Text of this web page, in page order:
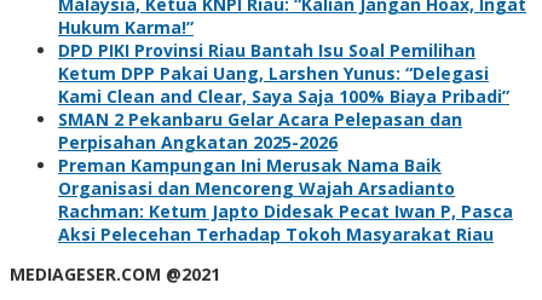
Hukum Karma!”
DPD PIKI Provinsi Riau Bantah Isu Soal Pemilihan
Ketum DPP Pakai Uang, Larshen Yunus: “Delegasi
Kami Clean and Clear, Saya Saja 100% Biaya Pribadi”
SMAN 2 Pekanbaru Gelar Acara Pelepasan dan
Perpisahan Angkatan 2025-2026
Preman Kampungan Ini Merusak Nama Baik
Organisasi dan Mencoreng Wajah Arsadianto
Rachman: Ketum Japto Didesak Pecat Iwan P, Pasca
Aksi Pelecehan Terhadap Tokoh Masyarakat Riau
MEDIAGESER.COM @2021